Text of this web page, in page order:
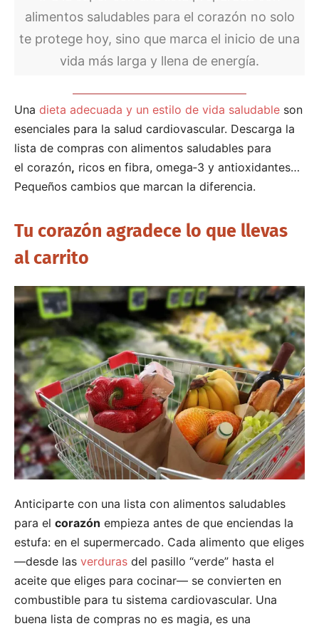
alimentos saludables para el corazón no solo
te protege hoy, sino que marca el inicio de una
vida más larga y llena de energía.
Una dieta adecuada y un estilo de vida saludable son
esenciales para la salud cardiovascular. Descarga la
lista de compras con alimentos saludables para
el corazón, ricos en fibra, omega‑3 y antioxidantes…
Pequeños cambios que marcan la diferencia.
Tu corazón agradece lo que llevas
al carrito
Anticiparte con una lista con alimentos saludables
para el corazón empieza antes de que enciendas la
estufa: en el supermercado. Cada alimento que eliges
—desde las verduras del pasillo “verde” hasta el
aceite que eliges para cocinar— se convierten en
combustible para tu sistema cardiovascular. Una
buena lista de compras no es magia, es una